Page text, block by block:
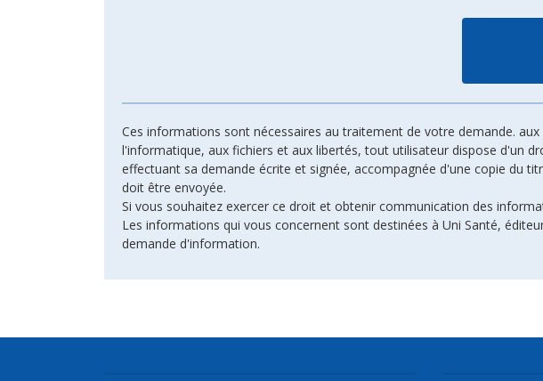
Ces informations sont nécessaires au traitement de votre demande.
l'informatique, aux fichiers et aux libertés, tout utilisateur dispose d'un
effectuant sa demande écrite et signée, accompagnée d'une copie du
doit être envoyée.
Si vous souhaitez exercer ce droit et obtenir communication des
Les informations qui vous concernent sont destinées à Uni Santé,
demande d'information.